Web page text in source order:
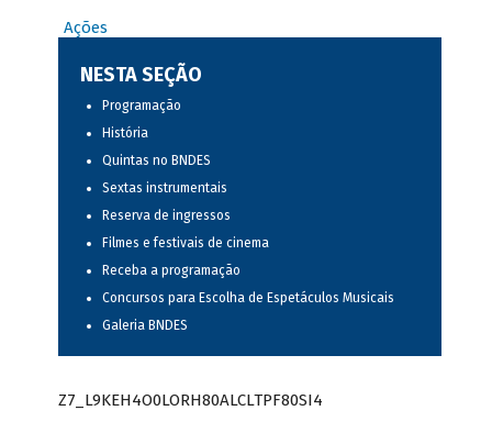
Ações
NESTA SEÇÃO
Programação
História
Quintas no BNDES
Sextas instrumentais
Reserva de ingressos
Filmes e festivais de cinema
Receba a programação
Concursos para Escolha de Espetáculos Musicais
Galeria BNDES
Z7_L9KEH4O0LORH80ALCLTPF80SI4